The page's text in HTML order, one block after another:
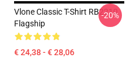
Vlone Classic T-Shirt RB2210
Flagship
€ 24,38 - € 28,06
-20%